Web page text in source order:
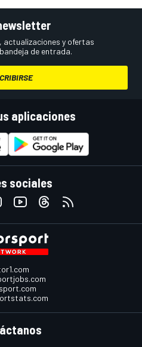
y ofertas
de entrada.
aplicaciones
sociales